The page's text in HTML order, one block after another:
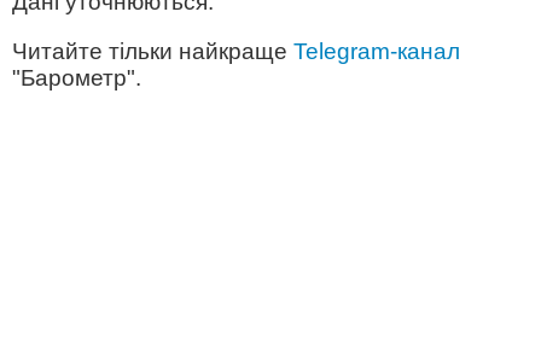
Читайте тільки найкраще Telegram-канал
"Барометр".